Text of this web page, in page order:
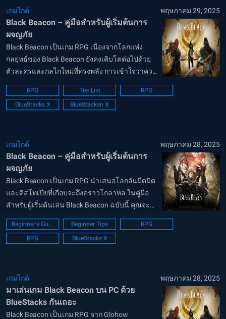
เกมไกด์ พฤษภาคม 29, 2025
Black Beacon – คู่มือสำหรับผู้เริ่มต้นการ
ผจญภัย
Black Beacon เป็นเกม RPG เนื่องจากโลกแห่ง
กลยุทธ์ของ Black Beacon ยังคงเติบโตต่อไปด้วย
ตัวละครและกลไกใหม่ที่ทรงพลัง การเข้าใจว่าควร
ลงทุนกับหน่วยใดจึงมีความสำคัญสำหรับผู้เล่นที่
ต้องการสร้างทีมที่แข็งแกร่งและมีประสิทธิภาพ ไม่
ว่าคุณจะเป็นผู้เล่นที่เพิ่งเร...
RPG Tier List
RPG
BlueStacks X
BlueStacksn X
เกมไกด์ พฤษภาคม 28, 2025
Black Beacon – คู่มือสำหรับผู้เริ่มต้นการ
ผจญภัย
Black Beacon เป็นเกม RPG นำเสนอโลกอันมืดมิด
และดิสโทเปียที่เกือบจะถึงคราวโกลาหล ในคู่มือ
สำหรับผู้เริ่มต้นเล่น Black Beacon ฉบับนี้ คุณจะ
ได้เรียนรู้พื้นฐานของกลไกและระบบโดยรวมของ
เกม นอกจากนี้ เรายังแบ่งปันเคล็ดลับบางประการ
เกี่ยวกับวิธีการเล่นเกมในฐานะผ...
Beginner's Guide Beginner Tips
RPG
RPG
BlueStacks X
เกมไกด์ พฤษภาคม 28, 2025
มาเล่นเกม Black Beacon บน PC ด้วย
BlueStacks กันเถอะ
Black Beacon เป็นเกม RPG จาก Glohow